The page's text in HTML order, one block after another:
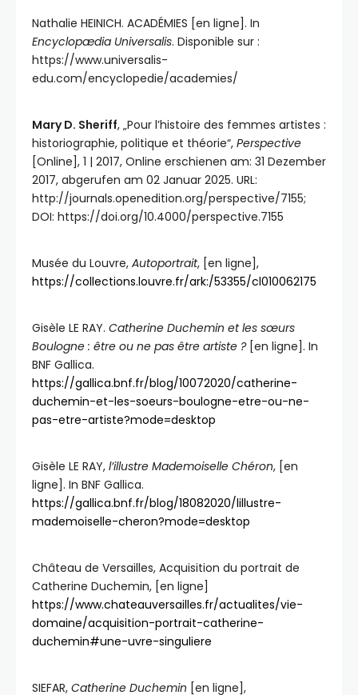
Nathalie HEINICH. ACADÉMIES [en ligne]. In
Encyclopædia Universalis. Disponible sur :
https://www.universalis-
edu.com/encyclopedie/academies/
Mary D. Sheriff, „Pour l’histoire des femmes artistes :
historiographie, politique et théorie“, Perspective
[Online], 1 | 2017, Online erschienen am: 31 Dezember
2017, abgerufen am 02 Januar 2025. URL:
http://journals.openedition.org/perspective/7155;
DOI: https://doi.org/10.4000/perspective.7155
Musée du Louvre, Autoportrait, [en ligne],
https://collections.louvre.fr/ark:/53355/cl010062175
Gisèle LE RAY. Catherine Duchemin et les sœurs
Boulogne : être ou ne pas être artiste ? [en ligne]. In
BNF Gallica.
https://gallica.bnf.fr/blog/10072020/catherine-
duchemin-et-les-soeurs-boulogne-etre-ou-ne-
pas-etre-artiste?mode=desktop
Gisèle LE RAY, l’illustre Mademoiselle Chéron, [en
ligne]. In BNF Gallica.
https://gallica.bnf.fr/blog/18082020/lillustre-
mademoiselle-cheron?mode=desktop
Château de Versailles, Acquisition du portrait de
Catherine Duchemin, [en ligne]
https://www.chateauversailles.fr/actualites/vie-
domaine/acquisition-portrait-catherine-
duchemin#une-uvre-singuliere
SIEFAR, Catherine Duchemin [en ligne],